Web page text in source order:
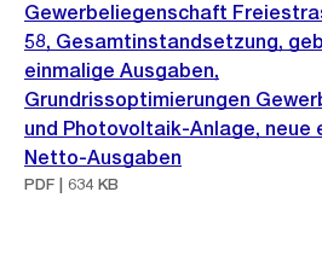
Gewerbeliegenschaft
58, Gesamtinstandsetzung,
einmalige Ausgaben,
Grundrissoptimierungen
und Photovoltaik-Anlage, neue
Netto-Ausgaben
PDF | 634 KB